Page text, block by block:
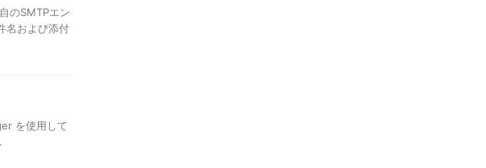
のSMTPエン
名および添付
を使用して